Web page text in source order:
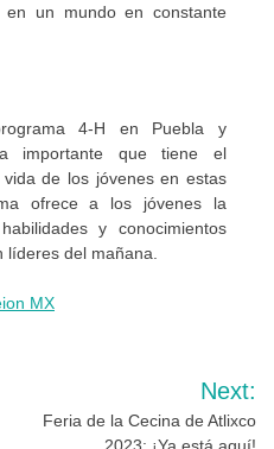
en un mundo en constante
4-H en Puebla y
importante que tiene el
de los jóvenes en estas
ofrece a los jóvenes la
y conocimientos
del mañana.
Next:
Feria de la Cecina de Atlixco